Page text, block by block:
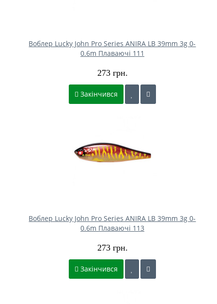
Воблер Lucky John Pro Series ANIRA LB 39mm 3g 0-
0.6m Плаваючі 111
273 грн.
Закінчився
Воблер Lucky John Pro Series ANIRA LB 39mm 3g 0-
0.6m Плаваючі 113
273 грн.
Закінчився